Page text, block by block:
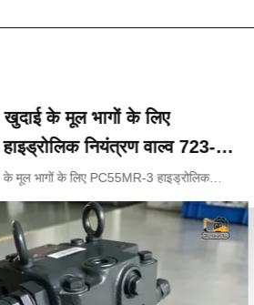
के मूल भागों के लिए
नियंत्रण वाल्व 723-
18-18201 723-18-18202
मूल भागों के लिए PC55MR-3 हाइड्रोलिक